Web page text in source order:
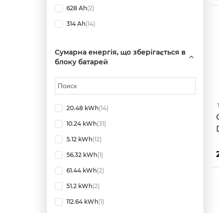
628 Ah(2)
314 Ah(14)
Сумарна енергія, що зберігається в
блоку батарей
20.48 kWh(14)
10.24 kWh(31)
5.12 kWh(12)
56.32 kWh(1)
61.44 kWh(2)
51.2 kWh(2)
112.64 kWh(1)